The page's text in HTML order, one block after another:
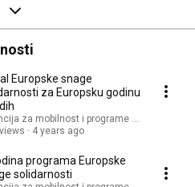
Europske snage
za Europsku godinu
za mobilnost i programe Europske
4 years ago
programa Europske
solidarnosti